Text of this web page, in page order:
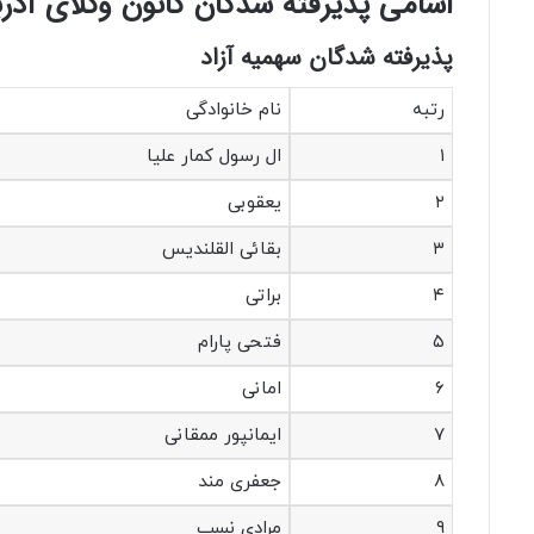
پذیرفته شدگان سهمیه آزاد
رتبه
نام خانوادگی
۱
ال رسول کمار علیا
۲
یعقوبی
۳
بقائی القلندیس
۴
براتی
۵
فتحی پارام
۶
امانی
۷
ایمانپور ممقانی
۸
جعفری مند
۹
مرادی نسب